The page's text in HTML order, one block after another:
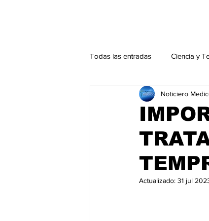
Todas las entradas Ciencia y
Actualidad Salud Mental
Endocrinología
Noticiero
Actualizado: 31 jul